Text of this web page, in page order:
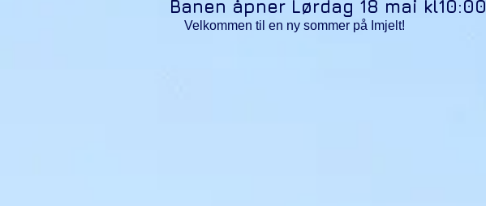
Banen åpner Lørdag 18 mai kl10:00
Velkommen til en ny sommer på Imjelt!